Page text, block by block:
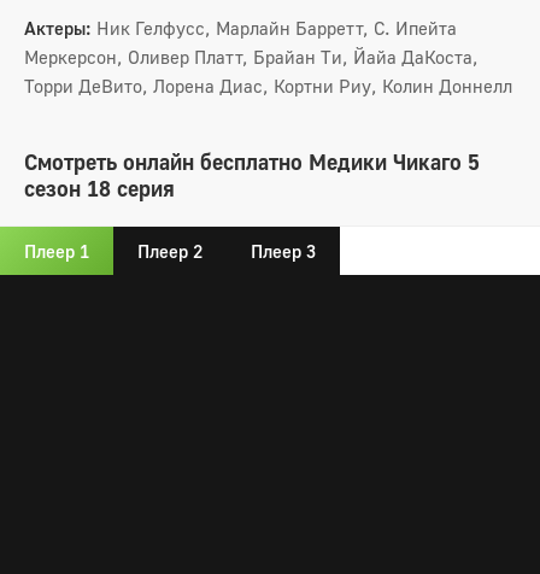
Актеры: Ник Гелфусс, Марлайн Барретт, С. Ипейта
Меркерсон, Оливер Платт, Брайан Ти, Йайа ДаКоста,
Торри ДеВито, Лорена Диас, Кортни Риу, Колин Доннелл
Смотреть онлайн бесплатно Медики Чикаго 5
сезон 18 серия
Плеер 1 Плеер 2 Плеер 3